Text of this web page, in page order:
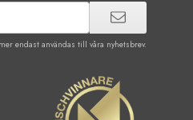
endast användas till våra nyhetsbrev.